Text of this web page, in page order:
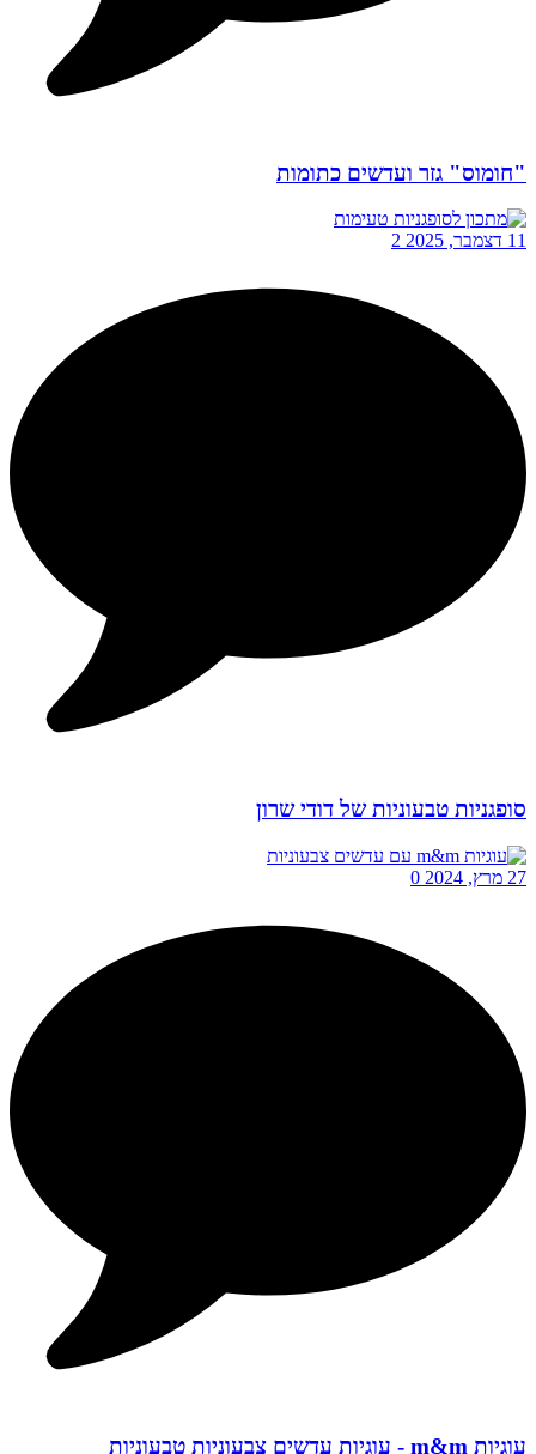
"חומוס" גזר ועדשים כתומות
11 דצמבר, 2025 2
סופגניות טבעוניות של דודי שרון
27 מרץ, 2024 0
עוגיות m&m - עוגיות עדשים צבעוניות טבעוניות